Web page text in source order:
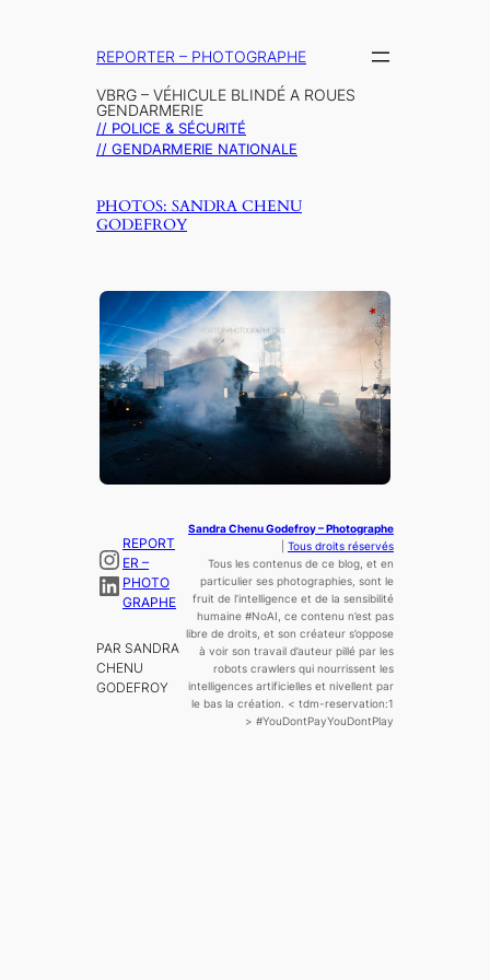
REPORTER – PHOTOGRAPHE
VBRG – VÉHICULE BLINDÉ A ROUES
GENDARMERIE
// POLICE & SÉCURITÉ
// GENDARMERIE NATIONALE
PHOTOS: SANDRA CHENU
GODEFROY
Instagram
LinkedIn
REPORT
ER –
PHOTO
GRAPHE
PAR SANDRA
CHENU
GODEFROY
Sandra Chenu Godefroy – Photographe
Tous droits réservés
Tous les contenus de ce blog, et en
particulier ses photographies, sont le
fruit de l’intelligenceet de la sensibilité
humaine#NoAI, ce contenu n’est pas
libre de droits, et son créateur s’oppose
à voir son travail d’auteur pillé par les
robots crawlers qui nourrissent les
intelligences artificielles et nivellent par
le bas la création. < tdm-reservation:1
> #YouDontPayYouDontPlay